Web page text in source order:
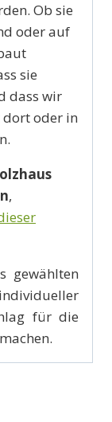
Ob sie
oder auf
sie
dass wir
dort oder in
,
gewählten
für die